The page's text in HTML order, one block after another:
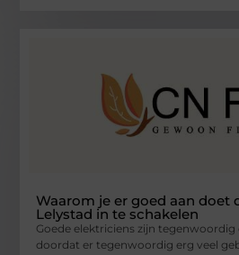
Waarom je er goed aan doet
Lelystad in te schakelen
Goede elektriciens zijn
doordat er tegenwoordig erg veel